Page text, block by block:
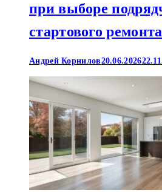
при выборе
стартового
Андрей Корнилов20.06.2026